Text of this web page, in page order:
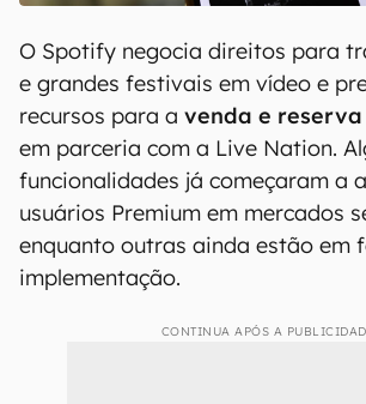
O Spotify negocia direitos para
e grandes festivais em vídeo e
recursos para a venda e
em parceria com a Live Nation.
funcionalidades já começaram a
usuários Premium em mercados
enquanto outras ainda estão em
implementação.
CONTINUA APÓS A